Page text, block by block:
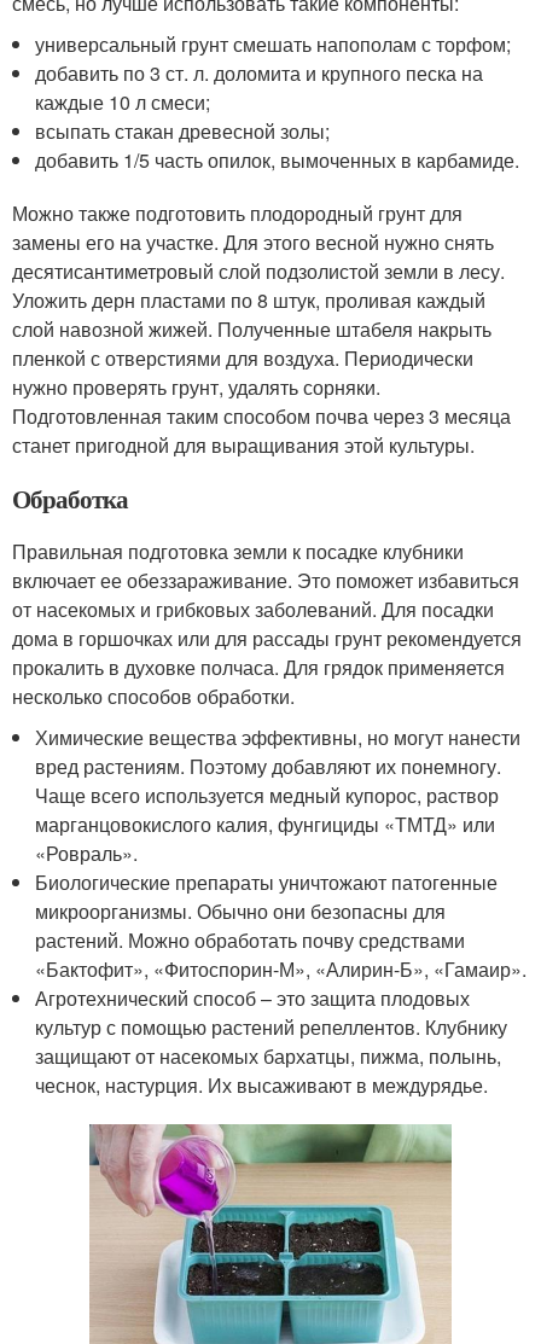
универсальный грунт смешать напополам с торфом;
добавить по 3 ст. л. доломита и крупного песка на
каждые 10 л смеси;
всыпать стакан древесной золы;
добавить 1/5 часть опилок, вымоченных в карбамиде.
Можно также подготовить плодородный грунт для
замены его на участке. Для этого весной нужно снять
десятисантиметровый слой подзолистой земли в лесу.
Уложить дерн пластами по 8 штук, проливая каждый
слой навозной жижей. Полученные штабеля накрыть
пленкой с отверстиями для воздуха. Периодически
нужно проверять грунт, удалять сорняки.
Подготовленная таким способом почва через 3 месяца
станет пригодной для выращивания этой культуры.
Обработка
Правильная подготовка земли к посадке клубники
включает ее обеззараживание. Это поможет избавиться
от насекомых и грибковых заболеваний. Для посадки
дома в горшочках или для рассады грунт рекомендуется
прокалить в духовке полчаса. Для грядок применяется
несколько способов обработки.
Химические вещества эффективны, но могут нанести
вред растениям. Поэтому добавляют их понемногу.
Чаще всего используется медный купорос, раствор
марганцовокислого калия, фунгициды «ТМТД» или
«Ровраль».
Биологические препараты уничтожают патогенные
микроорганизмы. Обычно они безопасны для
растений. Можно обработать почву средствами
«Бактофит», «Фитоспорин-М», «Алирин-Б», «Гамаир».
Агротехнический способ – это защита плодовых
культур с помощью растений репеллентов. Клубнику
защищают от насекомых бархатцы, пижма, полынь,
чеснок, настурция. Их высаживают в междурядье.